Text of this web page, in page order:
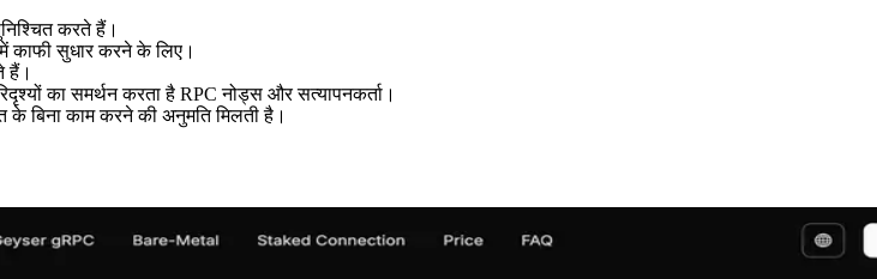
करते हैं।
काफी सुधार करने के लिए।
हैं।
का समर्थन करता है RPC नोड्स और सत्यापनकर्ता।
बिना काम करने की अनुमति मिलती है।